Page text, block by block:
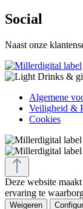
Social
Naast onze
Algemene
Veiligheid &
Cookies
Deze website
ervaring te
Weigeren